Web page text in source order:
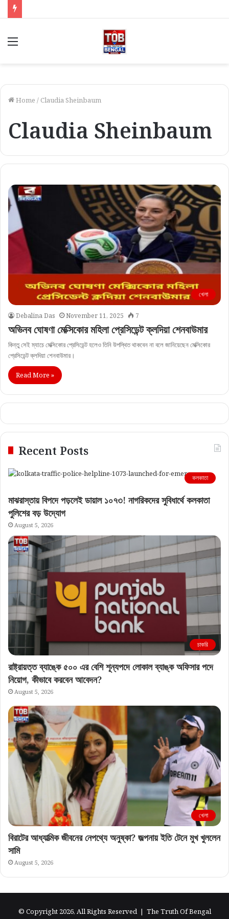
Menu
Home / Claudia Sheinbaum
Claudia Sheinbaum
খেলা
Debalina Das November 11, 2025 7
অভিনব ঘোষণা মেক্সিকোর মহিলা প্রেসিডেন্ট ক্লদিয়া শেনবাউমার
কিন্তু সেই ম্যাচে মেক্সিকোর প্রেসিডেন্ট হলেও তিনি উপস্থিত থাকবেন না বলে জানিয়েছেন মেক্সিকোর
প্রেসিডেন্ট ক্লদিয়া শেনবাউমার।
Read More »
Recent Posts
কলকাতা
মাঝরাস্তায় বিপদে পড়লেই ডায়াল ১০৭৩! নাগরিকদের সুবিধার্থে কলকাতা
পুলিশের বড় উদ্যোগ
August 5, 2026
চাকরি
রাষ্ট্রায়ত্ত ব্যাঙ্কে ৫০০ এর বেশি শূন্যপদে লোকাল ব্যাঙ্ক অফিসার পদে
নিয়োগ, কীভাবে করবেন আবেদন?
August 5, 2026
খেলা
বিরাটের আধ্যাত্মিক জীবনের নেপথ্যে অনুষ্কা? জল্পনায় ইতি টেনে মুখ খুললেন
সামি
August 5, 2026
© Copyright 2026, All Rights Reserved | The Truth Of Bengal